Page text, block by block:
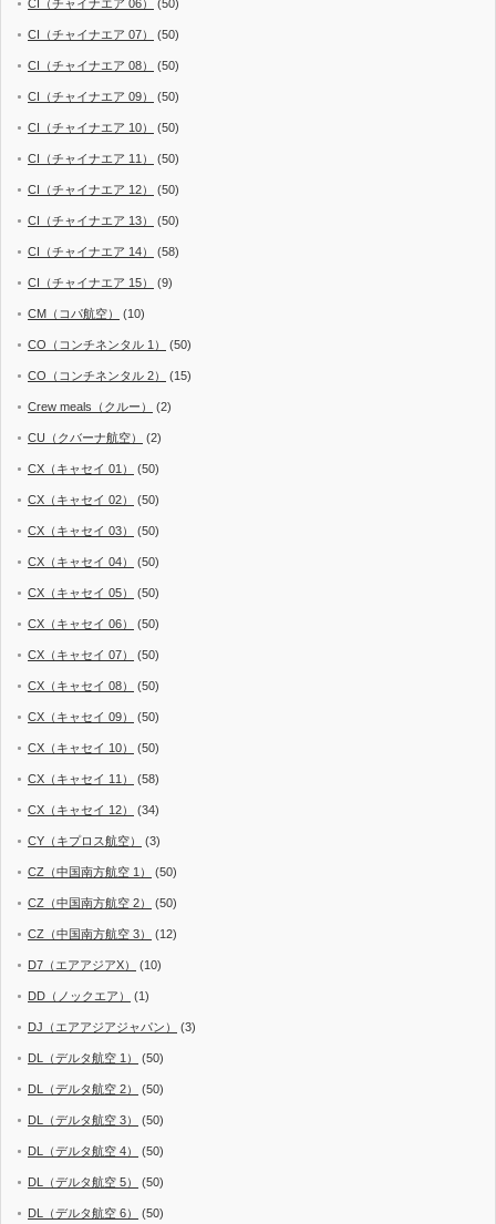
CI（チャイナエア 06） (50)
CI（チャイナエア 07） (50)
CI（チャイナエア 08） (50)
CI（チャイナエア 09） (50)
CI（チャイナエア 10） (50)
CI（チャイナエア 11） (50)
CI（チャイナエア 12） (50)
CI（チャイナエア 13） (50)
CI（チャイナエア 14） (58)
CI（チャイナエア 15） (9)
CM（コパ航空） (10)
CO（コンチネンタル 1） (50)
CO（コンチネンタル 2） (15)
Crew meals（クルー） (2)
CU（クバーナ航空） (2)
CX（キャセイ 01） (50)
CX（キャセイ 02） (50)
CX（キャセイ 03） (50)
CX（キャセイ 04） (50)
CX（キャセイ 05） (50)
CX（キャセイ 06） (50)
CX（キャセイ 07） (50)
CX（キャセイ 08） (50)
CX（キャセイ 09） (50)
CX（キャセイ 10） (50)
CX（キャセイ 11） (58)
CX（キャセイ 12） (34)
CY（キプロス航空） (3)
CZ（中国南方航空 1） (50)
CZ（中国南方航空 2） (50)
CZ（中国南方航空 3） (12)
D7（エアアジアX） (10)
DD（ノックエア） (1)
DJ（エアアジアジャパン） (3)
DL（デルタ航空 1） (50)
DL（デルタ航空 2） (50)
DL（デルタ航空 3） (50)
DL（デルタ航空 4） (50)
DL（デルタ航空 5） (50)
DL（デルタ航空 6） (50)